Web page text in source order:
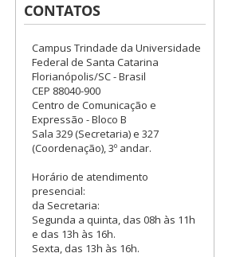
CONTATOS
Campus Trindade da Universidade
Federal de Santa Catarina
Florianópolis/SC - Brasil
CEP 88040-900
Centro de Comunicação e
Expressão - Bloco B
Sala 329 (Secretaria) e 327
(Coordenação), 3º andar.
Horário de atendimento
presencial:
da Secretaria:
Segunda a quinta, das 08h às 11h
e das 13h às 16h.
Sexta, das 13h às 16h.